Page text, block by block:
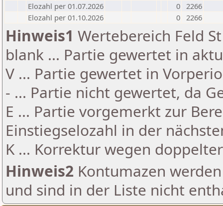
Elozahl per 01.07.2026
0 2266
Elozahl per 01.10.2026
0 2266
Hinweis1 Wertebereich Feld
blank ... Partie gewertet in
V ... Partie gewertet in
- ... Partie nicht gewertet, da
E ... Partie vorgemerkt zur
Einstiegselozahl in der
K ... Korrektur wegen
Hinweis2 Kontumazen
und sind in der Liste nicht